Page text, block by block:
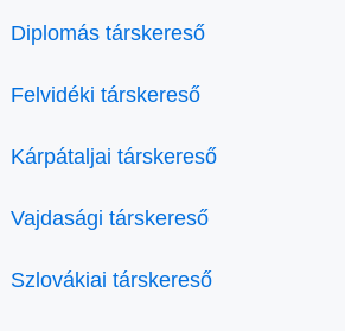
Diplomás társkereső
Felvidéki társkereső
Kárpátaljai társkereső
Vajdasági társkereső
Szlovákiai társkereső